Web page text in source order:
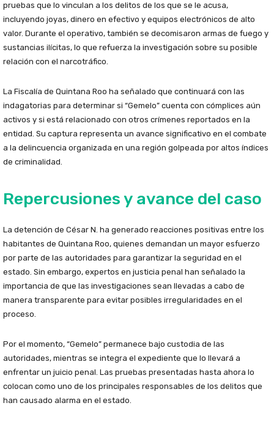
pruebas que lo vinculan a los delitos de los que se le acusa,
incluyendo joyas, dinero en efectivo y equipos electrónicos de alto
valor. Durante el operativo, también se decomisaron armas de fuego y
sustancias ilícitas, lo que refuerza la investigación sobre su posible
relación con el narcotráfico.
La Fiscalía de Quintana Roo ha señalado que continuará con las
indagatorias para determinar si “Gemelo” cuenta con cómplices aún
activos y si está relacionado con otros crímenes reportados en la
entidad. Su captura representa un avance significativo en el combate
a la delincuencia organizada en una región golpeada por altos índices
de criminalidad.
Repercusiones y avance del caso
La detención de César N. ha generado reacciones positivas entre los
habitantes de Quintana Roo, quienes demandan un mayor esfuerzo
por parte de las autoridades para garantizar la seguridad en el
estado. Sin embargo, expertos en justicia penal han señalado la
importancia de que las investigaciones sean llevadas a cabo de
manera transparente para evitar posibles irregularidades en el
proceso.
Por el momento, “Gemelo” permanece bajo custodia de las
autoridades, mientras se integra el expediente que lo llevará a
enfrentar un juicio penal. Las pruebas presentadas hasta ahora lo
colocan como uno de los principales responsables de los delitos que
han causado alarma en el estado.